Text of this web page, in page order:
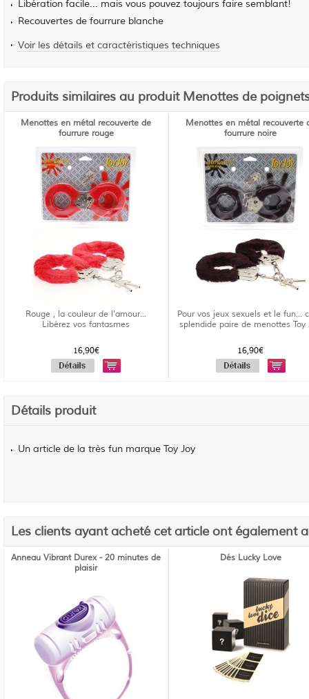
Libération facile... mais vous pouvez toujours faire semblant!
Recouvertes de fourrure blanche
Voir les détails et caractéristiques techniques
Produits similaires au produit Menottes de
Menottes en métal recouverte de
fourrure rouge
Rouge , la couleur de l'amour...
Libérez vos fantasmes
16,90€
Menottes en métal recouverte
fourrure noire
Pour vos jeux sexuels et le fun...
splendide paire de menottes Toy
16,90€
Détails produit
Un article de la très fun marque Toy Joy
Les clients ayant acheté cet article ont également
Anneau Vibrant Durex - 20 minutes de
plaisir
Dés Lucky Love